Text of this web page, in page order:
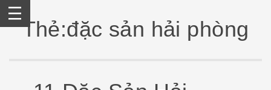
Skip
Thẻ:đặc sản hải phòng